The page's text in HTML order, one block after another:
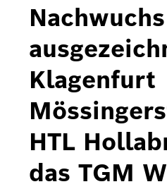
Pressemappen
Hausgeräte
Downloads
Pressemappen
Videos
Nachwuchs
Klagenfurt
HTL
das TGM